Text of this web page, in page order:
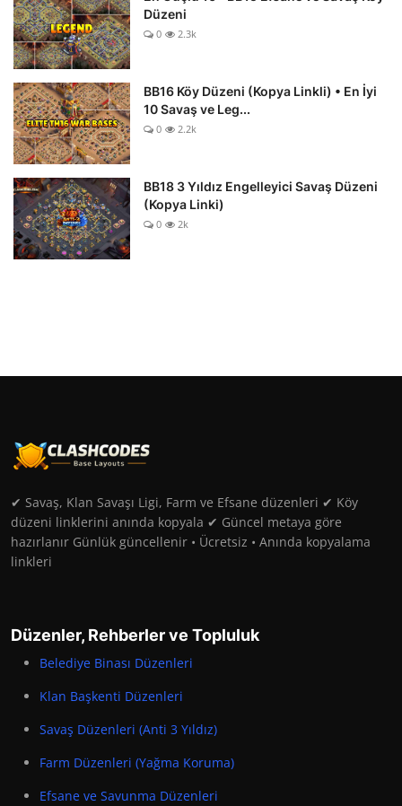
Düzeni
0 2.3k
BB16 Köy Düzeni (Kopya Linkli) • En İyi
10 Savaş ve Leg...
0 2.2k
BB18 3 Yıldız Engelleyici Savaş Düzeni
(Kopya Linki)
0 2k
✔ Savaş, Klan Savaşı Ligi, Farm ve Efsane düzenleri ✔ Köy
düzeni linklerini anında kopyala ✔ Güncel metaya göre
hazırlanır Günlük güncellenir • Ücretsiz • Anında kopyalama
linkleri
Düzenler, Rehberler ve Topluluk
Belediye Binası Düzenleri
Klan Başkenti Düzenleri
Savaş Düzenleri (Anti 3 Yıldız)
Farm Düzenleri (Yağma Koruma)
Efsane ve Savunma Düzenleri